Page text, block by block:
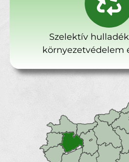
Szelektív
környezetvédelem